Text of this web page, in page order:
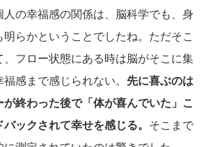
の幸福感の関係は、脳科学でも、身
らかということでしたね。ただそこ
フロー状態にある時は脳がそこに集
感まで感じられない。 先に喜ぶのは
終わった後で「体が喜んでいた」こ
ックされて幸せを感じる。 そこまで